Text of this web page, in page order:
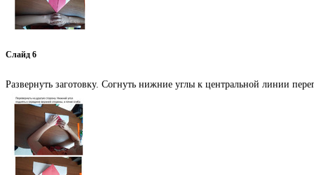
Слайд 6
Развернуть заготовку. Согнуть нижние углы к центральной линии